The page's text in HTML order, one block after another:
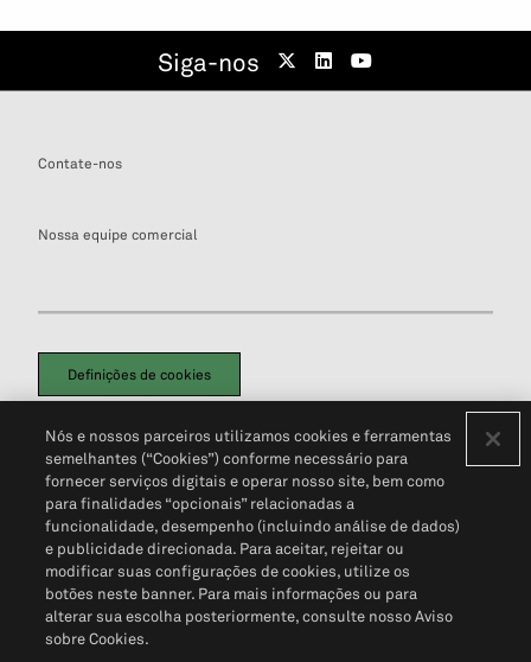
Siga-nos
Contate-nos
Nossa equipe comercial
Definições de cookies
Política de PrivacidadePortal de privacidade do cliente (em inglês)
Não Venda Minhas Informações Pessoais© 2026 S&P Global
Nós e nossos parceiros utilizamos cookies e ferramentas
semelhantes (“Cookies”) conforme necessário para
fornecer serviços digitais e operar nosso site, bem como
para finalidades “opcionais” relacionadas a
funcionalidade, desempenho (incluindo análise de dados)
e publicidade direcionada. Para aceitar, rejeitar ou
modificar suas configurações de cookies, utilize os
botões neste banner. Para mais informações ou para
alterar sua escolha posteriormente, consulte nosso Aviso
sobre Cookies.